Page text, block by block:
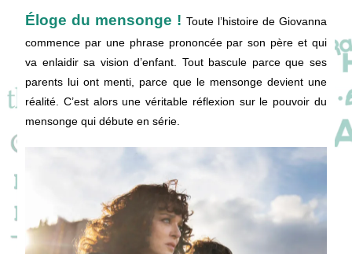
Éloge du mensonge ! Toute l’histoire de Giovanna
commence par une phrase prononcée par son père et qui
va enlaidir sa vision d’enfant. Tout bascule parce que ses
parents lui ont menti, parce que le mensonge devient une
réalité. C’est alors une véritable réflexion sur le pouvoir du
mensonge qui débute en série.